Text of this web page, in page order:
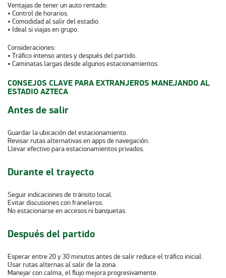
Ventajas de tener un auto rentado:
• Control de horarios.
• Comodidad al salir del estadio.
• Ideal si viajas en grupo.
Consideraciones:
• Tráfico intenso antes y después del partido.
• Caminatas largas desde algunos estacionamientos.
CONSEJOS CLAVE PARA EXTRANJEROS MANEJANDO AL
ESTADIO AZTECA
Antes de salir
Guardar la ubicación del estacionamiento.
Revisar rutas alternativas en apps de navegación.
Llevar efectivo para estacionamientos privados.
Durante el trayecto
Seguir indicaciones de tránsito local.
Evitar discusiones con franeleros.
No estacionarse en accesos ni banquetas.
Después del partido
Esperar entre 20 y 30 minutos antes de salir reduce el tráfico inicial.
Usar rutas alternas al salir de la zona.
Manejar con calma, el flujo mejora progresivamente.